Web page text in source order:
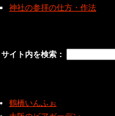
神社の参拝の仕方・作法
サイト内を検索：
鶴橋いんふぉ